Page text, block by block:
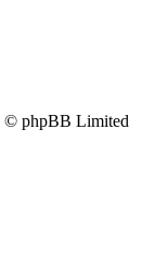
© phpBB Limited